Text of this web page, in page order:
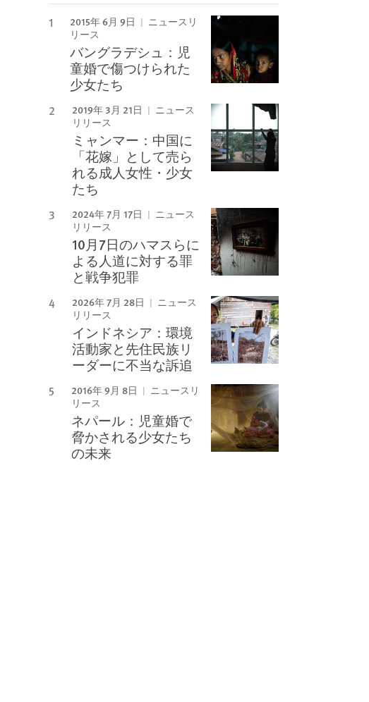
Image2015年 6月 9日
ニュースリ
リース
バングラデシュ：児
童婚で傷つけられた
少女たち
2019年 3月 21日
ニュース
リリース
ミャンマー：中国に
「花嫁」として売ら
れる成人女性・少女
たち
2024年 7月 17日
ニュース
リリース
10月7日のハマスらに
よる人道に対する罪
と戦争犯罪
2026年 7月 28日
ニュース
リリース
インドネシア：環境
活動家と先住民族リ
ーダーに不当な訴追
2016年 9月 8日
ニュースリ
リース
ネパール：児童婚で
脅かされる少女たち
の未来